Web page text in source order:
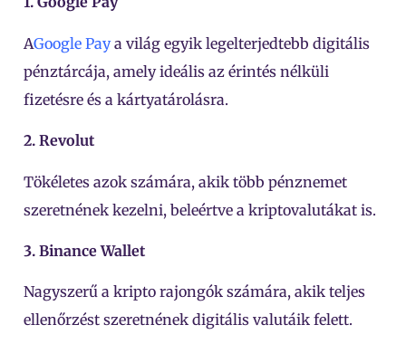
AGoogle Paya világ egyik legelterjedtebb digitális
pénztárcája, amely ideális az érintés nélküli
fizetésre és a kártyatárolásra.
2. Revolut
Tökéletes azok számára, akik több pénznemet
szeretnének kezelni, beleértve a kriptovalutákat is.
3. Binance Wallet
Nagyszerű a kripto rajongók számára, akik teljes
ellenőrzést szeretnének digitális valutáik felett.